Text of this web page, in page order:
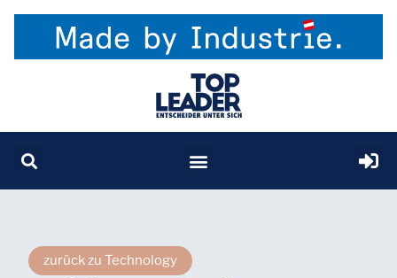
zurück zu Technology